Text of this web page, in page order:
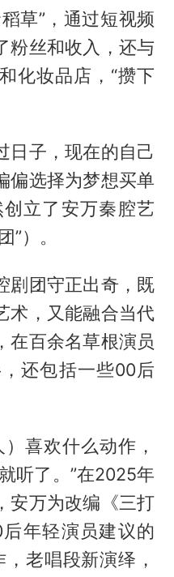
草”，通过短视频
粉丝和收入，还与
化妆品店，“攒下
日子，现在的自己
偏选择为梦想买单
立了安万秦腔艺
”）。
剧团守正出奇，既
术，又能融合当代
在百余名草根演员
还包括一些00后
喜欢什么动作，
听了。”在2025年
安万为改编《三打
年轻演员建议的
，老唱段新演绎，